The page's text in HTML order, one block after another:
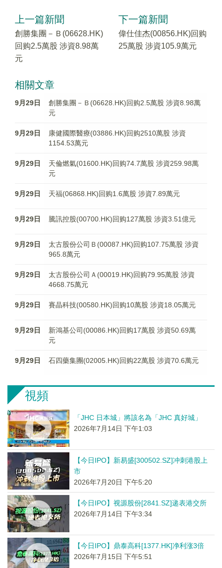
上一篇新聞
創勝集團－Ｂ(06628.HK)
回购2.5萬股 涉資8.98萬
元
下一篇新聞
偉仕佳杰(00856.HK)回购
25萬股 涉資105.9萬元
相關文章
9月29日
創勝集團－Ｂ(06628.HK)回购2.5萬股 涉資8.98萬
元
9月29日
康健國際醫療(03886.HK)回购2510萬股 涉資
1154.53萬元
9月29日
天倫燃氣(01600.HK)回购74.7萬股 涉資259.98萬
元
9月29日 天福(06868.HK)回购1.6萬股 涉資7.89萬元
9月29日 騰訊控股(00700.HK)回购127萬股 涉資3.51億元
9月29日
太古股份公司Ｂ(00087.HK)回购107.75萬股 涉資
965.8萬元
9月29日
太古股份公司Ａ(00019.HK)回购79.95萬股 涉資
4668.75萬元
9月29日 賽晶科技(00580.HK)回购10萬股 涉資18.05萬元
9月29日
新鴻基公司(00086.HK)回购17萬股 涉資50.69萬
元
9月29日 石四藥集團(02005.HK)回购22萬股 涉資70.6萬元
視頻
「JHC 日本城」將該名為「JHC 真好城」
2026年7月14日 下午1:03
【今日IPO】新易盛[300502.SZ]冲刺港股上
市
2026年7月20日 下午5:20
【今日IPO】视源股份[2841.SZ]递表港交所
2026年7月14日 下午3:34
【今日IPO】鼎泰高科[1377.HK]净利涨3倍
2026年7月15日 下午5:51